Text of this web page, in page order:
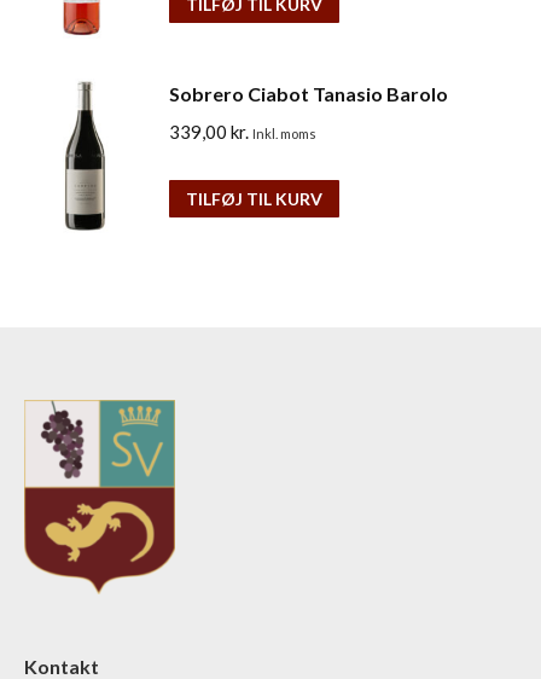
TILFØJ TIL KURV
Sobrero Ciabot Tanasio Barolo
339,00 kr. Inkl. moms
TILFØJ TIL KURV
Kontakt